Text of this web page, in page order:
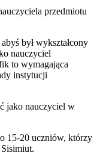
przedmiotu
był wykształcony
nauczyciel
to wymagająca
instytucji
jako nauczyciel w
15-20 uczniów, którzy